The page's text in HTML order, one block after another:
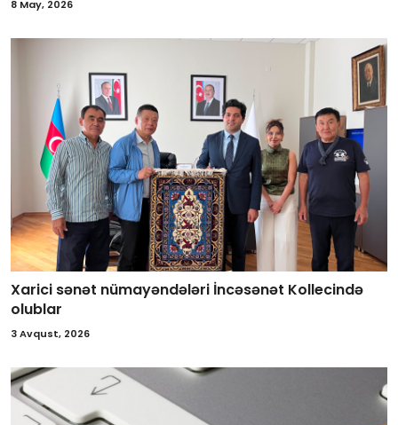
8 May, 2026
Xarici sənət nümayəndələri İncəsənət Kollecində
olublar
3 Avqust, 2026